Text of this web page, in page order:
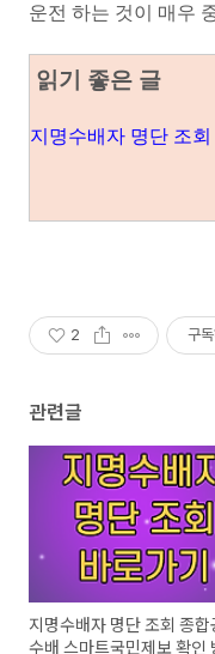
운전 하는 것이 매우
읽기 좋은 글
지명수배자 명단 조회
2 구
관련글
지명수배자 명단 조회 종합
수배 스마트국민제보 확인